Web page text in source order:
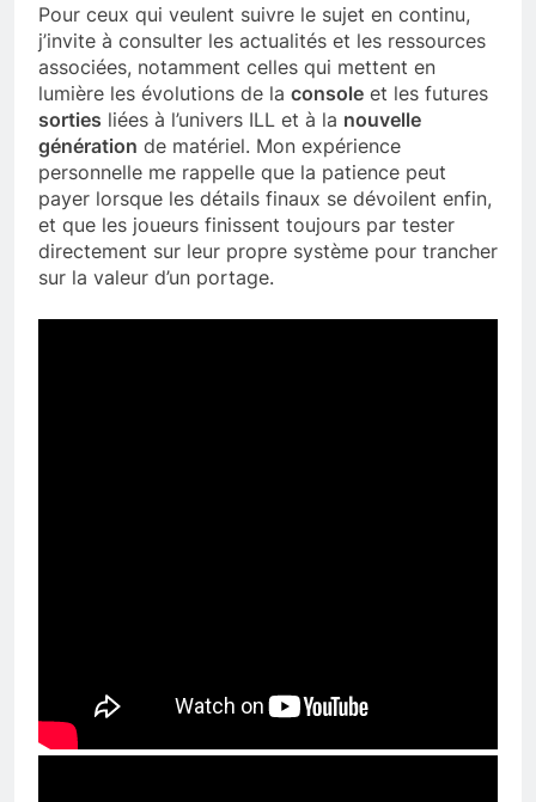
Pour ceux qui veulent suivre le sujet en continu,
j’invite à consulter les actualités et les ressources
associées, notamment celles qui mettent en
lumière les évolutions de la console et les futures
sorties liées à l’univers ILL et à la nouvelle
génération de matériel. Mon expérience
personnelle me rappelle que la patience peut
payer lorsque les détails finaux se dévoilent enfin,
et que les joueurs finissent toujours par tester
directement sur leur propre système pour trancher
sur la valeur d’un portage.